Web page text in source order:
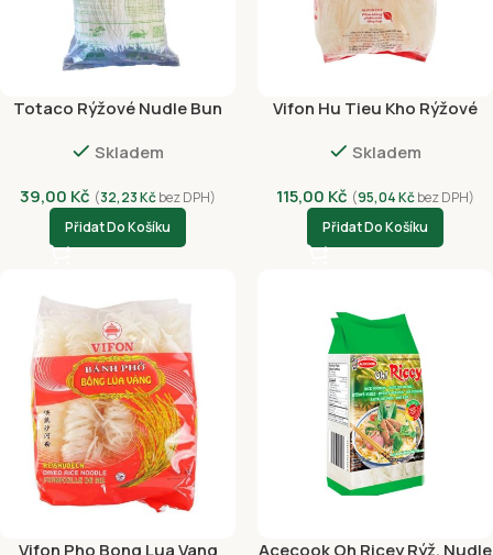
Totaco Rýžové Nudle Bun
Skladem
39,00 Kč (32,23Kčbez DPH)
Přidat Do Košíku
Vifon Hu Tieu Kho Rýžové
Skladem
115,00 Kč (95,04Kčbez DPH)
Přidat Do Košíku
Vifon Pho Bong Lua Vang
Acecook Oh Ricey Rýž. Nudle